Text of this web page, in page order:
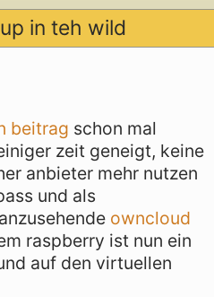
in teh wild
beitrag schon mal
zeit geneigt, keine
anbieter mehr nutzen
und als
owncloud
raspberry ist nun ein
auf den virtuellen